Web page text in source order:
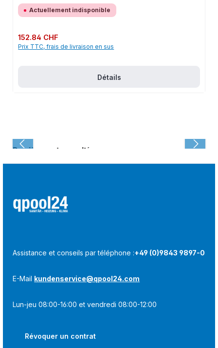
Actuellement indisponible
Prix régulier :
152.84 CHF
Prix TTC, frais de livraison en sus
Détails
Dernièrement consulté :
Assistance et conseils par téléphone :+49 (0)9843 9897-0
E-Mail kundenservice@qpool24.com
Lun-jeu 08:00-16:00 et vendredi 08:00-12:00
Révoquer un contrat